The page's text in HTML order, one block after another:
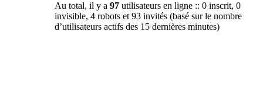
Au total, il y a 97 utilisateurs en ligne :: 0 inscrit, 0
invisible, 4 robots et 93 invités (basé sur le nombre
d’utilisateurs actifs des 15 dernières minutes)